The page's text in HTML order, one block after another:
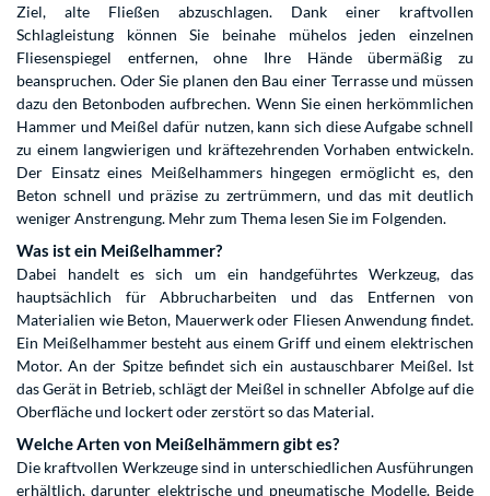
Ziel, alte Fließen abzuschlagen. Dank einer kraftvollen
Schlagleistung können Sie beinahe mühelos jeden einzelnen
Fliesenspiegel entfernen, ohne Ihre Hände übermäßig zu
beanspruchen. Oder Sie planen den Bau einer Terrasse und müssen
dazu den Betonboden aufbrechen. Wenn Sie einen herkömmlichen
Hammer und Meißel dafür nutzen, kann sich diese Aufgabe schnell
zu einem langwierigen und kräftezehrenden Vorhaben entwickeln.
Der Einsatz eines Meißelhammers hingegen ermöglicht es, den
Beton schnell und präzise zu zertrümmern, und das mit deutlich
weniger Anstrengung. Mehr zum Thema lesen Sie im Folgenden.
Was ist ein Meißelhammer?
Dabei handelt es sich um ein handgeführtes Werkzeug, das
hauptsächlich für Abbrucharbeiten und das Entfernen von
Materialien wie Beton, Mauerwerk oder Fliesen Anwendung findet.
Ein Meißelhammer besteht aus einem Griff und einem elektrischen
Motor. An der Spitze befindet sich ein austauschbarer Meißel. Ist
das Gerät in Betrieb, schlägt der Meißel in schneller Abfolge auf die
Oberfläche und lockert oder zerstört so das Material.
Welche Arten von Meißelhämmern gibt es?
Die kraftvollen Werkzeuge sind in unterschiedlichen Ausführungen
erhältlich, darunter elektrische und pneumatische Modelle. Beide